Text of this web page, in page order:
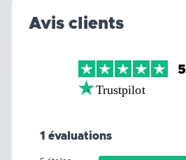
Avis clients
5
Trustpilot
1 évaluations